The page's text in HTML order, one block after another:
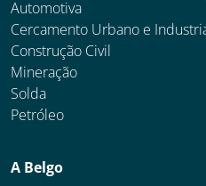
Automotiva
Cercamento Urbano e
Construção Civil
Mineração
Solda
Petróleo
A Belgo